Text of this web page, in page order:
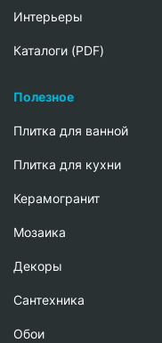
Интерьеры
Каталоги (PDF)
Полезное
Плитка для ванной
Плитка для кухни
Керамогранит
Мозаика
Декоры
Сантехника
Обои